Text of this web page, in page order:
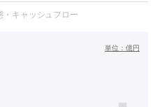
キャッシュフロー
単位： 億円